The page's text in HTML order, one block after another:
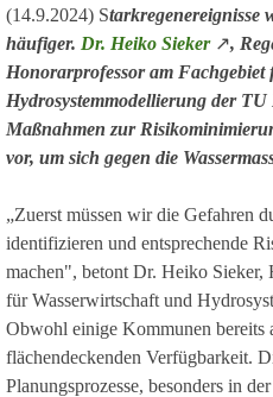
(14.9.2024) Starkregenereignisse
häufiger. Dr. Heiko Sieker ↗,
Honorarprofessor am
Hydrosystemmodellierung der
Maßnahmen zur
vor, um sich gegen die
„Zuerst müssen wir die Gefahren
identifizieren und entsprechende
machen", betont Dr. Heiko Sieker,
für Wasserwirtschaft und
Obwohl einige Kommunen bereits
flächendeckenden Verfügbarkeit.
Planungsprozesse, besonders in